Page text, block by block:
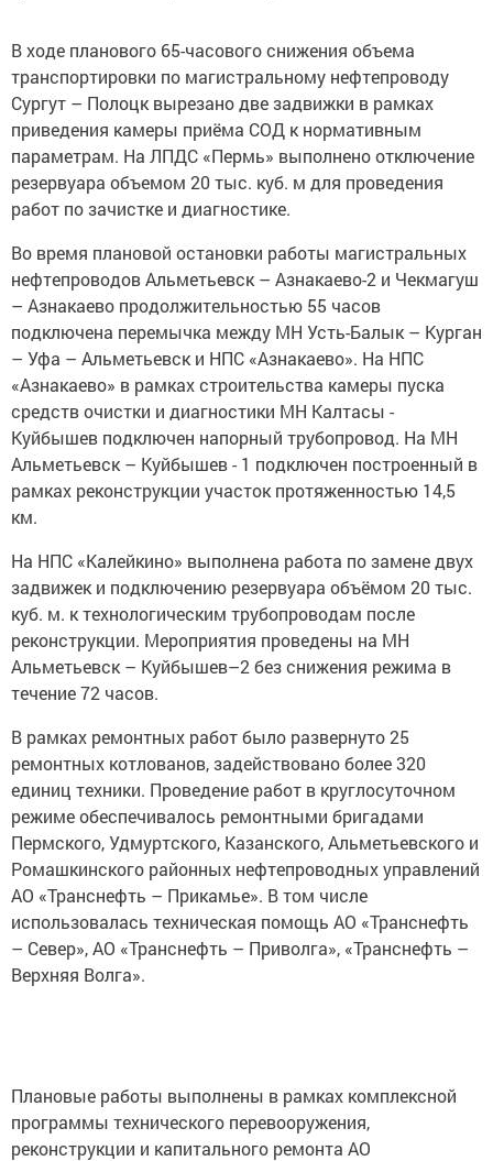
В ходе планового 65-часового снижения объема
транспортировки по магистральному нефтепроводу
Сургут – Полоцк вырезано две задвижки в рамках
приведения камеры приёма СОД к нормативным
параметрам. На ЛПДС «Пермь» выполнено отключение
резервуара объемом 20 тыс. куб. м для проведения
работ по зачистке и диагностике.
Во время плановой остановки работы магистральных
нефтепроводов Альметьевск – Азнакаево-2 и Чекмагуш
– Азнакаево продолжительностью 55 часов
подключена перемычка между МН Усть-Балык – Курган
– Уфа – Альметьевск и НПС «Азнакаево». На НПС
«Азнакаево» в рамках строительства камеры пуска
средств очистки и диагностики МН Калтасы -
Куйбышев подключен напорный трубопровод. На МН
Альметьевск – Куйбышев - 1 подключен построенный в
рамках реконструкции участок протяженностью 14,5
км.
На НПС «Калейкино» выполнена работа по замене двух
задвижек и подключению резервуара объёмом 20 тыс.
куб. м. к технологическим трубопроводам после
реконструкции. Мероприятия проведены на МН
Альметьевск – Куйбышев–2 без снижения режима в
течение 72 часов.
В рамках ремонтных работ было развернуто 25
ремонтных котлованов, задействовано более 320
единиц техники. Проведение работ в круглосуточном
режиме обеспечивалось ремонтными бригадами
Пермского, Удмуртского, Казанского, Альметьевского и
Ромашкинского районных нефтепроводных управлений
АО «Транснефть – Прикамье». В том числе
использовалась техническая помощь АО «Транснефть
– Север», АО «Транснефть – Приволга», «Транснефть –
Верхняя Волга».
Плановые работы выполнены в рамках комплексной
программы технического перевооружения,
реконструкции и капитального ремонта АО